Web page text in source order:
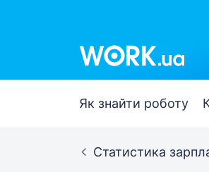
Як знайти роботу
Статистика